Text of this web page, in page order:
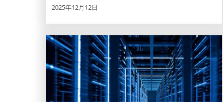
2025年12月12日